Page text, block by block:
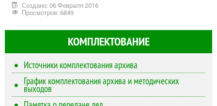
Создано: 06 Февраля 2016
Просмотров: 6849
КОМПЛЕКТОВАНИЕ
Источники комплектования архива
График комплектования архива и методических
выходов